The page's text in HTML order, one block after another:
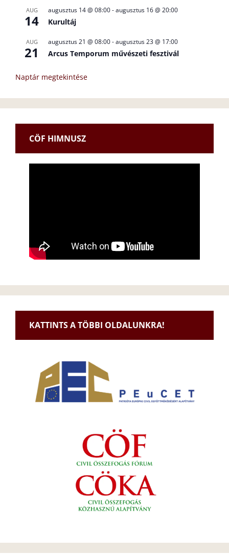
AUG
14
augusztus 14 @ 08:00-augusztus 16 @ 20:00
Kurultáj
AUG
21
augusztus 21 @ 08:00-augusztus 23 @ 17:00
Arcus Temporum művészeti fesztivál
Naptár megtekintése
CÖF HIMNUSZ
KATTINTS A TÖBBI OLDALUNKRA!